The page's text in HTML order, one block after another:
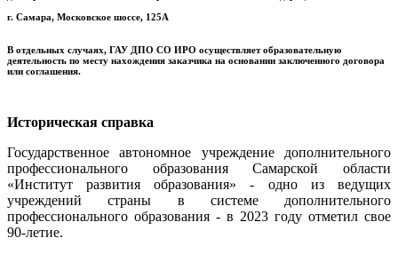
г. Самара, Московское шоссе, 125А
В отдельных случаях, ГАУ ДПО СО ИРО осуществляет образовательную
деятельность по месту нахождения заказчика на основании заключенного договора
или соглашения.
Историческая справка
Государственное автономное учреждение дополнительного
профессионального образования Самарской области
«Институт развития образования» - одно из ведущих
учреждений страны в системе дополнительного
профессионального образования - в 2023 году отметил свое
90-летие.